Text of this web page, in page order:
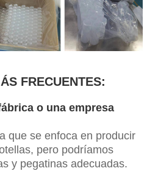
FRECUENTES:
o una empresa
que se enfoca en producir
pero podríamos
y pegatinas adecuadas.